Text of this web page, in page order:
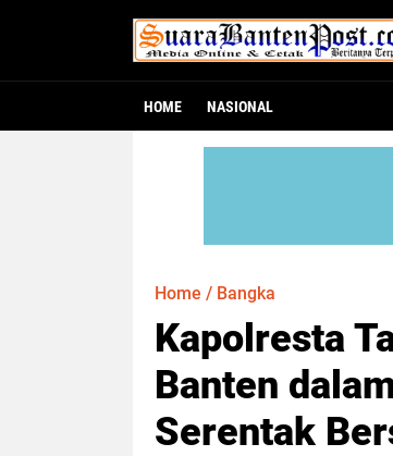
HOME NASIONAL
Home / Bangka
Kapolresta
Banten
Serentak